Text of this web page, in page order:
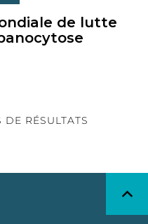
de lutte
RÉSULTATS